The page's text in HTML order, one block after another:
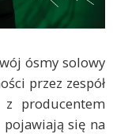
ósmy solowy
przez zespół
z producentem
pojawiają się na